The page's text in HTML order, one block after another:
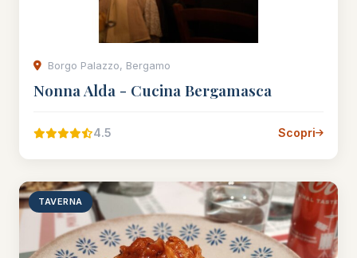
Borgo Palazzo, Bergamo
Nonna Alda - Cucina Bergamasca
4.5 Scopri
TAVERNA